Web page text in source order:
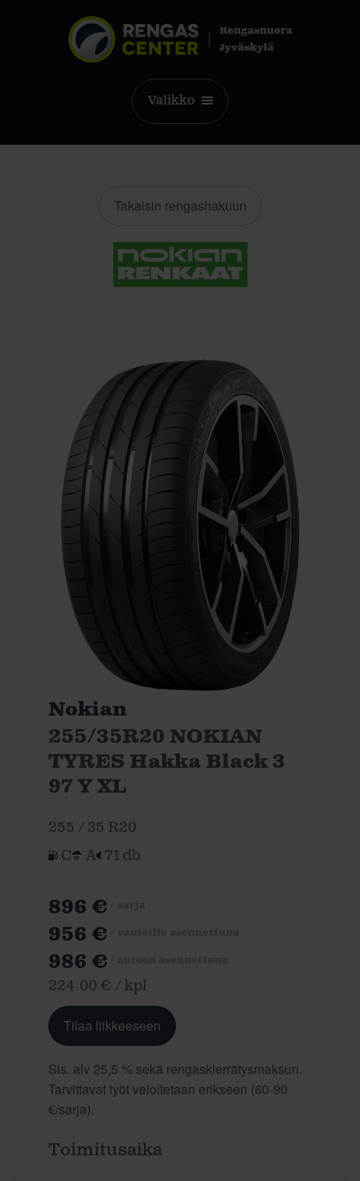
Rengasnuora
Jyväskylä
Valikko
Takaisin rengashakuun
Nokian
255/35R20 NOKIAN
TYRES Hakka Black 3
97 Y XL
255 / 35 R20
C
A 71 db
896 €
956 €
986 €
224.00 € / kpl
Tilaa liikkeeseen
Sis. alv 25,5 % sekä rengaskierrätysmaksun.
Tarvittavat työt veloitetaan erikseen (60-90
€/sarja).
Toimitusaika